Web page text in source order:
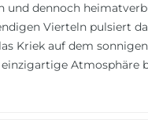
dennoch
Vierteln pulsiert
Kriek auf dem
einzigartige Atmosphäre